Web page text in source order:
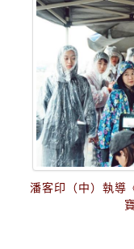
潘客印（中）執導